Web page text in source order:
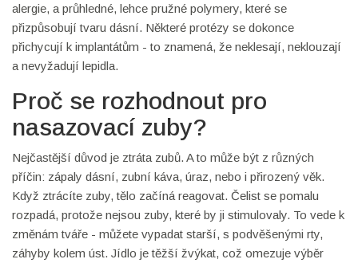
alergie, a průhledné, lehce pružné polymery, které se
přizpůsobují tvaru dásní. Některé protézy se dokonce
přichycují k implantátům - to znamená, že neklesají, neklouzají
a nevyžadují lepidla.
Proč se rozhodnout pro
nasazovací zuby?
Nejčastější důvod je ztráta zubů. A to může být z různých
příčin: zápaly dásní, zubní káva, úraz, nebo i přirozený věk.
Když ztrácíte zuby, tělo začíná reagovat. Čelist se pomalu
rozpadá, protože nejsou zuby, které by ji stimulovaly. To vede k
změnám tváře - můžete vypadat starší, s podvěšenými rty,
záhyby kolem úst. Jídlo je těžší žvýkat, což omezuje výběr